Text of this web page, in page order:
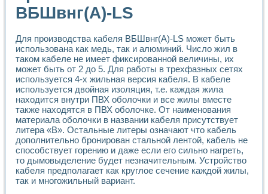
Определение параметров всплывающих газовых
Система управления асинхронным тиристорным
Применение средств NATIONAL INSTRUMENTS для
Разработка автоматизированного стенда для
Автоматизированный стенд рентгеновской диагностики
Высокочувствительные оптоэлектронные
Установка для измерения диэлектрических свойств
Исследование кинетики зарождения и развития
Лабораторный электрический импедансный томограф на
Микрозондовая система для характеризации
Метод траекторий в исследовании
Промышленная автоматизация
Автоматизация технологических процессов получения
Использование систем технического зрения для контроля
Исследование электромагнитных переходных процессов
ВБШвнг(А)-LS
Для производства кабеля ВБШвнг(А)-LS может быть
использована как медь, так и алюминий. Число жил в
таком кабеле не имеет фиксированной величины, их
может быть от 2 до 5. Для работы в трехфазных сетях
используется 4-х жильная версия кабеля. В кабеле
используется двойная изоляция, т.е. каждая жила
находится внутри ПВХ оболочки и все жилы вместе
также находятся в ПВХ оболочке. От наименования
материала оболочки в названии кабеля присутствует
литера «В». Остальные литеры означают что кабель
дополнительно бронирован стальной лентой, кабель не
способствует горению и даже если его сильно нагреть,
то дымовыделение будет незначительным. Устройство
кабеля предполагает как круглое сечение каждой жилы,
так и многожильный вариант.